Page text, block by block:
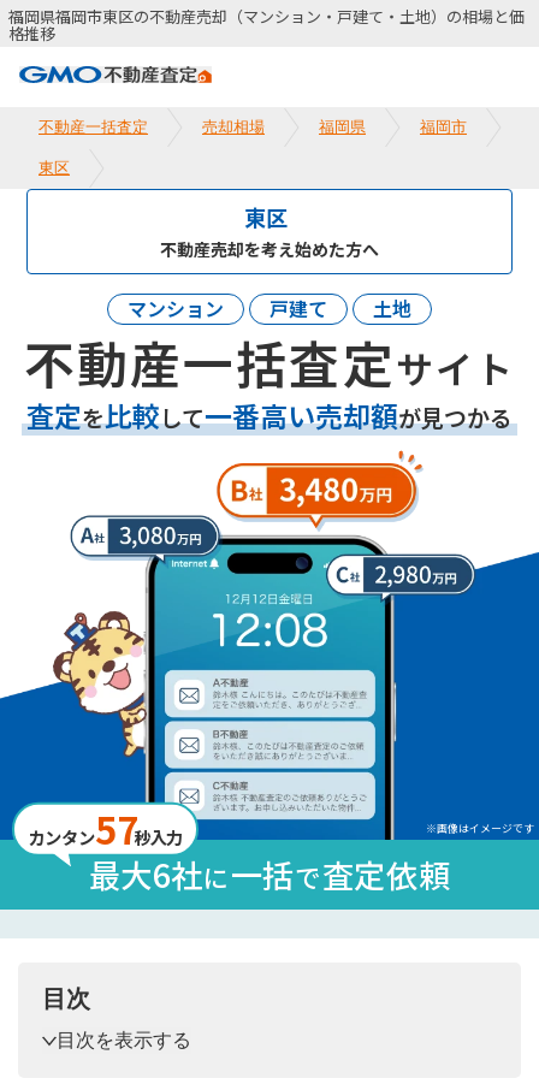
福岡県福岡市東区の不動産売却（マンション・戸建て・土地）の相場と価
格推移
不動産一括査定 売却相場 福岡県 福岡市
東区
東区
不動産売却を考え始めた方へ
マンション 戸建て 土地
不動産一括査定サイト
査定を比較して一番高い売却額が見つかる
※画像はイメージです
カンタン57秒入力
最大6社に一括で査定依頼
目次
目次を表示する